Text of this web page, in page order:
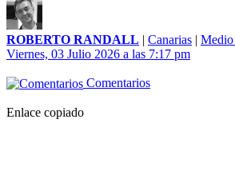
ROBERTO RANDALL | Canarias | Medio
Viernes, 03 Julio 2026 a las 7:17 pm
Comentarios
Enlace copiado